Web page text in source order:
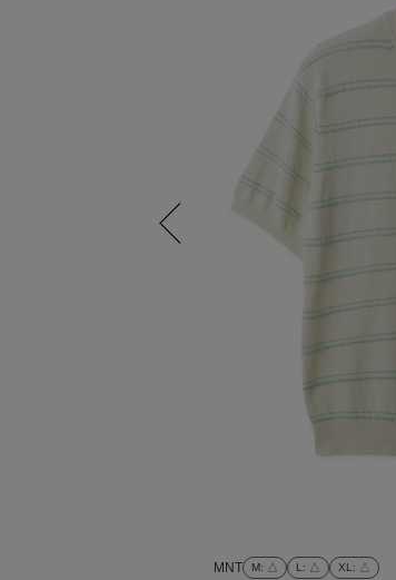
MNT M: △ L : △ XL : △